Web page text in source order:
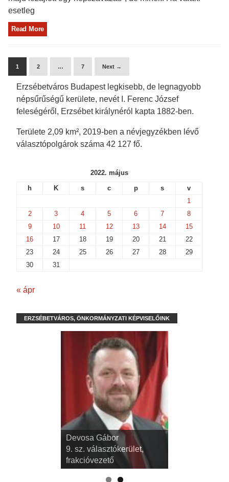
esetleg
Read More
1 2 … 7 Next →
Erzsébetváros Budapest legkisebb, de legnagyobb
népsűrűségű kerülete, nevét I. Ferenc József
feleségéről, Erzsébet királynéról kapta 1882-ben.
Területe 2,09 km², 2019-ben a névjegyzékben lévő
választópolgárok száma 42 127 fő.
2022. május
h
K s c p s
v
1
2
3 4 5 6 7
8
9
10 11 12 13 14
15
16
17 18 19 20 21
22
23
24 25 26 27 28
29
30
31
« ápr
ERZSÉBETVÁROS, ÖNKORMÁNYZATI KÉPVISELŐINK
dr. Kispál Tibor
3. sz. választókerület,
alpolgármester
Devosa Gábor
9. sz. választókerület,
frakcióvezető